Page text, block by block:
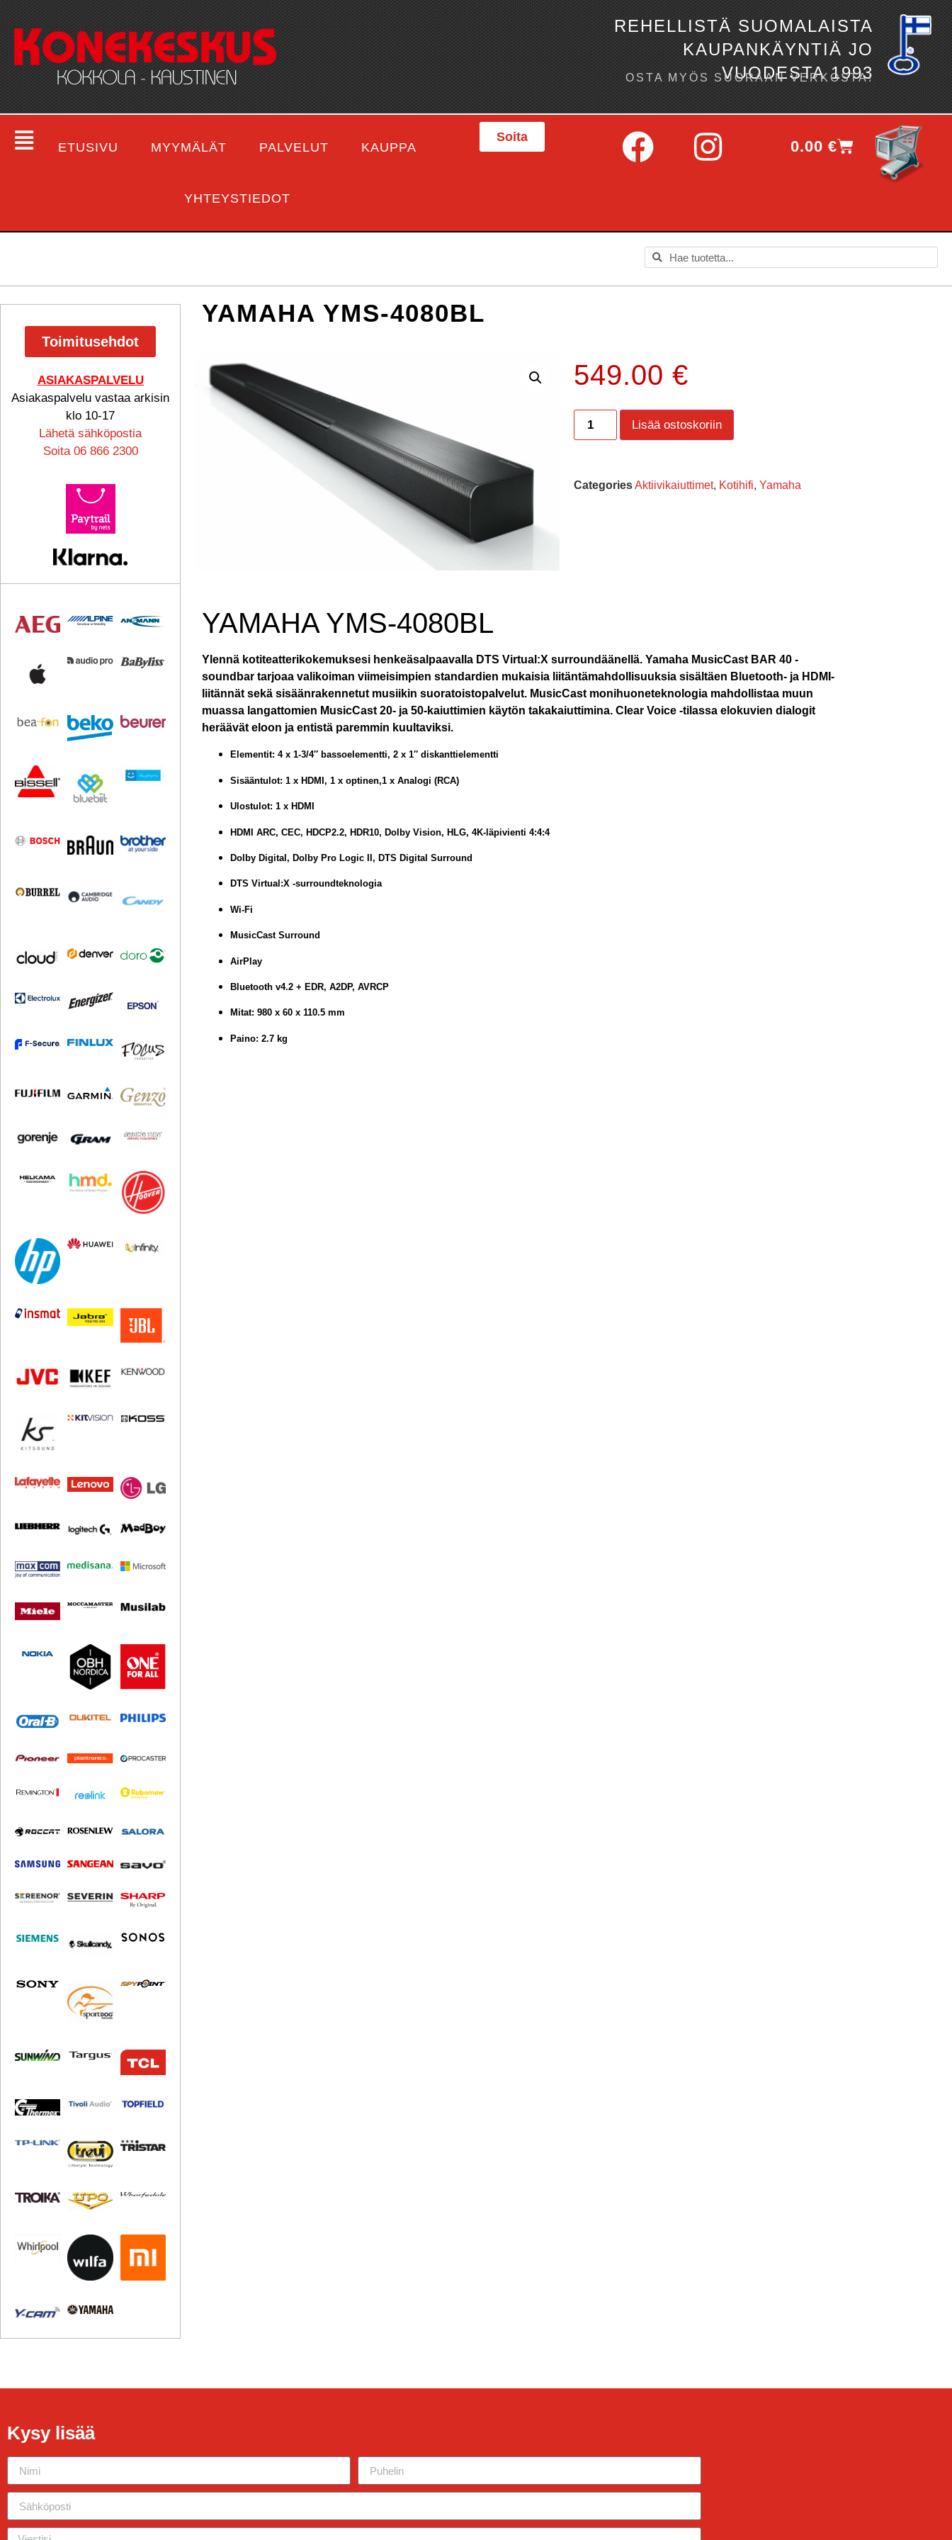
REHELLISTÄ SUOMALAISTA
KAUPANKÄYNTIÄ JO
VUODESTA 1993
OSTA MYÖS SUORAAN VERKOSTA!
ETUSIVU MYYMÄLÄT PALVELUT KAUPPA
YHTEYSTIEDOT
Soita
0.00€
Toimitusehdot
ASIAKASPALVELU
Asiakaspalvelu vastaa arkisin
klo 10-17
Lähetä sähköpostia
Soita 06 866 2300
YAMAHA YMS-4080BL
549.00 €
Lisää ostoskoriin
CategoriesAktiivikaiuttimet, Kotihifi, Yamaha
YAMAHA YMS-4080BL
Ylennä kotiteatterikokemuksesi henkeäsalpaavalla DTS Virtual:X surroundäänellä. Yamaha MusicCast BAR 40 -
soundbar tarjoaa valikoiman viimeisimpien standardien mukaisia liitäntämahdollisuuksia sisältäen Bluetooth- ja HDMI-
liitännät sekä sisäänrakennetut musiikin suoratoistopalvelut. MusicCast monihuoneteknologia mahdollistaa muun
muassa langattomien MusicCast 20- ja 50-kaiuttimien käytön takakaiuttimina. Clear Voice -tilassa elokuvien dialogit
heräävät eloon ja entistä paremmin kuultaviksi.
Elementit: 4 x 1-3/4″ bassoelementti, 2 x 1″ diskanttielementti
Sisääntulot: 1 x HDMI, 1 x optinen,1 x Analogi (RCA)
Ulostulot: 1 x HDMI
HDMI ARC, CEC, HDCP2.2, HDR10, Dolby Vision, HLG, 4K-läpivienti 4:4:4
Dolby Digital, Dolby Pro Logic II, DTS Digital Surround
DTS Virtual:X -surroundteknologia
Wi-Fi
MusicCast Surround
AirPlay
Bluetooth v4.2 + EDR, A2DP, AVRCP
Mitat: 980 x 60 x 110.5 mm
Paino: 2.7 kg
Kysy lisää